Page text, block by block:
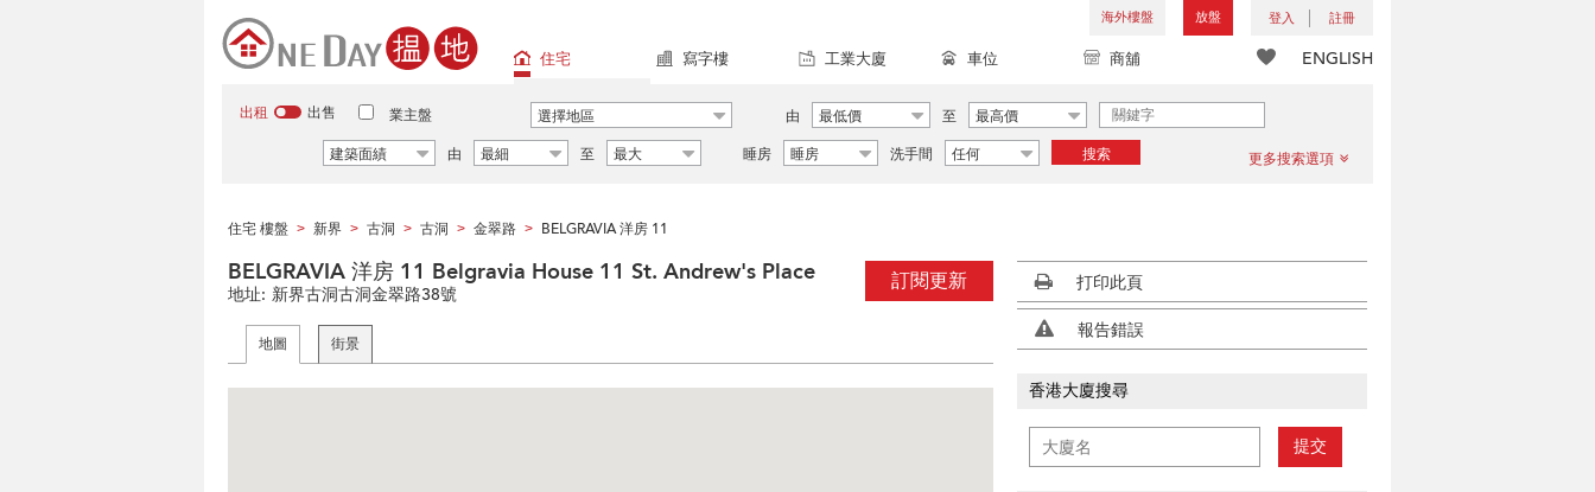
海外樓盤 放盤 登入 註冊
ENGLISH
住宅 寫字樓 工業大廈 車位 商舖
出租 出售 業主盤 選擇地區 由 最低價 至
最高價
建築面績
由 最細 至 最大 睡房 睡房 洗手間 任何 搜索 更多搜索選項
住宅 樓盤 > 新界 > 古洞 > 古洞 > 金翠路 > BELGRAVIA 洋房 11
訂閱更新
BELGRAVIA 洋房 11 Belgravia House 11 St. Andrew's Place
地址: 新界古洞古洞金翠路38號
地圖 街景
打印此頁
報告錯誤
香港大廈搜尋
提交